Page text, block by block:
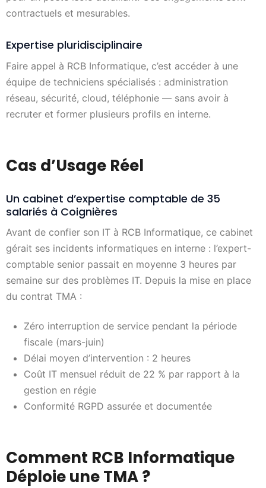
contractuels et mesurables.
Expertise pluridisciplinaire
Faire appel à RCB Informatique, c’est accéder à une
équipe de techniciens spécialisés : administration
réseau, sécurité, cloud, téléphonie — sans avoir à
recruter et former plusieurs profils en interne.
Cas d’Usage Réel
Un cabinet d’expertise comptable de 35
salariés à Coignières
Avant de confier son IT à RCB Informatique, ce cabinet
gérait ses incidents informatiques en interne : l’expert-
comptable senior passait en moyenne 3 heures par
semaine sur des problèmes IT. Depuis la mise en place
du contrat TMA :
Zéro interruption de service pendant la période
fiscale (mars-juin)
Délai moyen d’intervention : 2 heures
Coût IT mensuel réduit de 22 % par rapport à la
gestion en régie
Conformité RGPD assurée et documentée
Comment RCB Informatique
Déploie une TMA ?